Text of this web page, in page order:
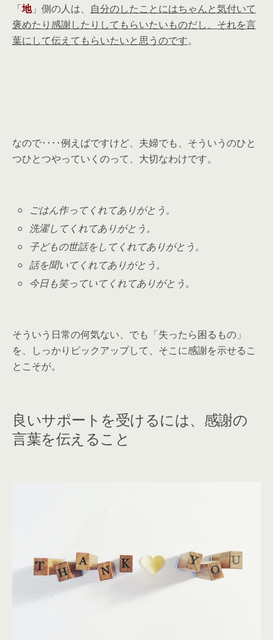
「地」側の人は、 自分のしたことにはちゃんと気付いて
褒めたり感謝したりしてもらいたいものだし、それを言
葉にして伝えてもらいたいと思うのです。
なので････例えばですけど、夫婦でも、そういうのひと
つひとつやっていくのって、大切なわけです。
ごはん作ってくれてありがとう。
洗濯してくれてありがとう。
子どもの世話をしてくれてありがとう。
話を聞いてくれてありがとう。
今日も笑っていてくれてありがとう。
そういう日常の何気ない、でも「失ったら困るもの」
を、しっかりピックアップして、そこに感謝を示せるこ
とこそが。
良いサポートを受けるには、感謝の
言葉を伝えること